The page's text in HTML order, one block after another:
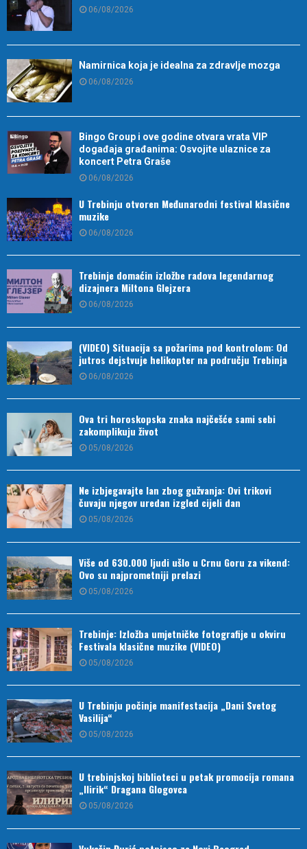
06/08/2026
Namirnica koja je idealna za zdravlje mozga
06/08/2026
Bingo Group i ove godine otvara vrata VIP
događaja građanima: Osvojite ulaznice za
koncert Petra Graše
06/08/2026
U Trebinju otvoren Međunarodni festival klasične
muzike
06/08/2026
Trebinje domaćin izložbe radova legendarnog
dizajnera Miltona Glejzera
06/08/2026
(VIDEO) Situacija sa požarima pod kontrolom: Od
jutros dejstvuje helikopter na području Trebinja
06/08/2026
Ova tri horoskopska znaka najčešće sami sebi
zakomplikuju život
05/08/2026
Ne izbjegavajte lan zbog gužvanja: Ovi trikovi
čuvaju njegov uredan izgled cijeli dan
05/08/2026
Više od 630.000 ljudi ušlo u Crnu Goru za vikend:
Ovo su najprometniji prelazi
05/08/2026
Trebinje: Izložba umjetničke fotografije u okviru
Festivala klasične muzike (VIDEO)
05/08/2026
U Trebinju počinje manifestacija „Dani Svetog
Vasilija“
05/08/2026
U trebinjskoj biblioteci u petak promocija romana
„Ilirik“ Dragana Glogovca
05/08/2026